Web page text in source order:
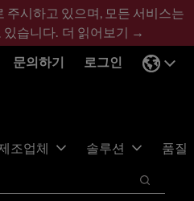
주시하고 있으며, 모든 서비스는
있습니다. 더 읽어보기 →
문의하기 로그인
조업체 솔루션
품질
검색